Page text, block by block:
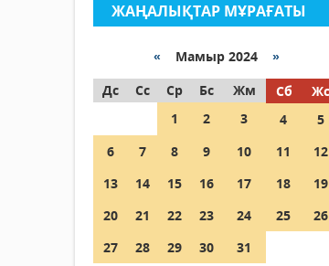
ЖАҢАЛЫҚТАР МҰРАҒАТЫ
« Мамыр 2024 »
Дс
Сс Ср Бс Жм Сб
Жс
1
2 3 4
5
6
7 8 9 10 11
12
13
14 15 16 17 18
19
20
21 22 23 24 25
26
27
28 29 30 31